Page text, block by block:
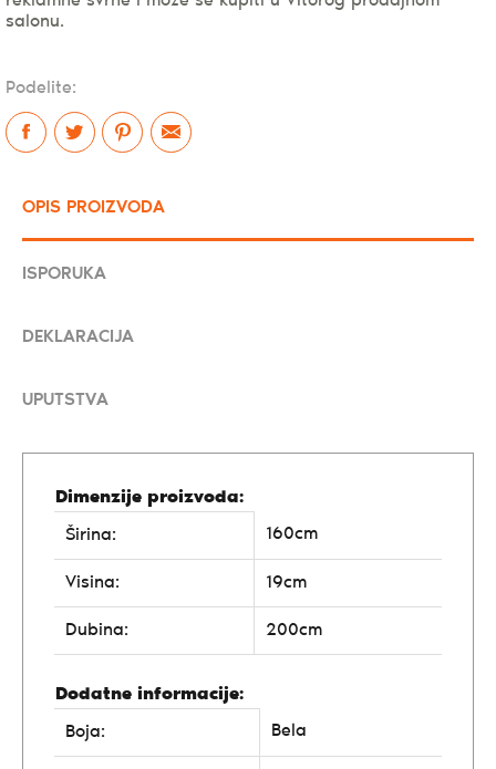
salonu.
Podelite:
OPIS PROIZVODA
ISPORUKA
DEKLARACIJA
UPUTSTVA
Dimenzije proizvoda:
Širina:
160cm
Visina: 19cm
Dubina: 200cm
Dodatne informacije:
Boja:
Bela